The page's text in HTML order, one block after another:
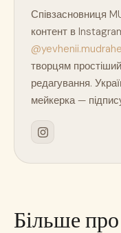
Співзасновниця
контент в
творцям
редагування.
мейкерка —
Більше про